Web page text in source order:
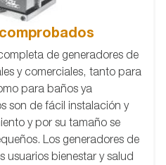
de generadores de
y comerciales, tanto para
para baños ya
son de fácil instalación y
y por su tamaño se
Los generadores de
usuarios bienestar y salud